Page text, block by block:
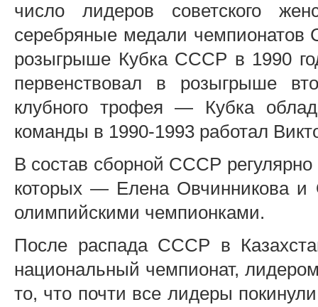
число лидеров советского
серебряные медали чемпионатов
розыгрыше Кубка СССР в 1990
первенствовал в розыгрыше
клубного трофея — Кубка
команды в 1990-1993 работал
В состав сборной СССР
которых — Елена Овчинникова
олимпийскими чемпионками.
После распада СССР в
национальный чемпионат,
то, что почти все лидеры